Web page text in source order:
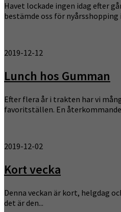
Havet lockade ingen idag efter
bestämde oss för nyårsshopping
2019-12-12
Lunch hos Gumman
Efter flera år i trakten har vi
favoritställen. En
2019-12-02
Kort vecka
Denna veckan är kort, helgdag
det är den...